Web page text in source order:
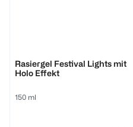
Rasiergel Festival Lights mit
Holo Effekt
150 ml